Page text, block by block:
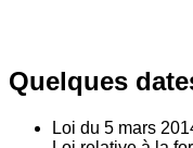
Quelques
Loi du 5 mars